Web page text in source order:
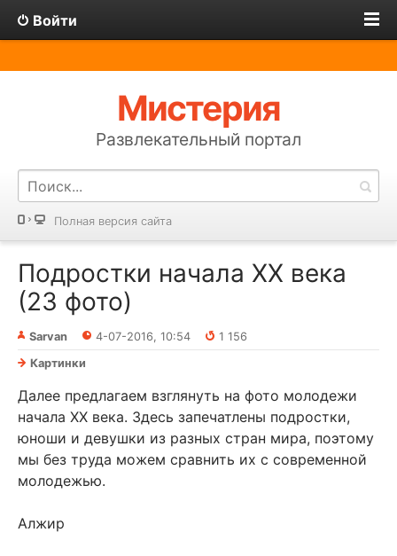
Войти
Мистерия
Развлекательный портал
Полная версия сайта
Подростки начала XX века
(23 фото)
Sarvan 4-07-2016, 10:54
1 156
Картинки
Далее предлагаем взглянуть на фото молодежи
начала XX века. Здесь запечатлены подростки,
юноши и девушки из разных стран мира, поэтому
мы без труда можем сравнить их с современной
молодежью.
Алжир